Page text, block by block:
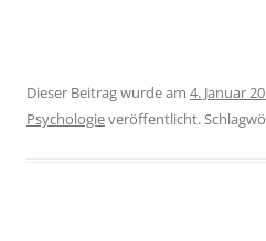
Dieser Beitrag wurde am 4. Januar
Psychologieveröffentlicht.